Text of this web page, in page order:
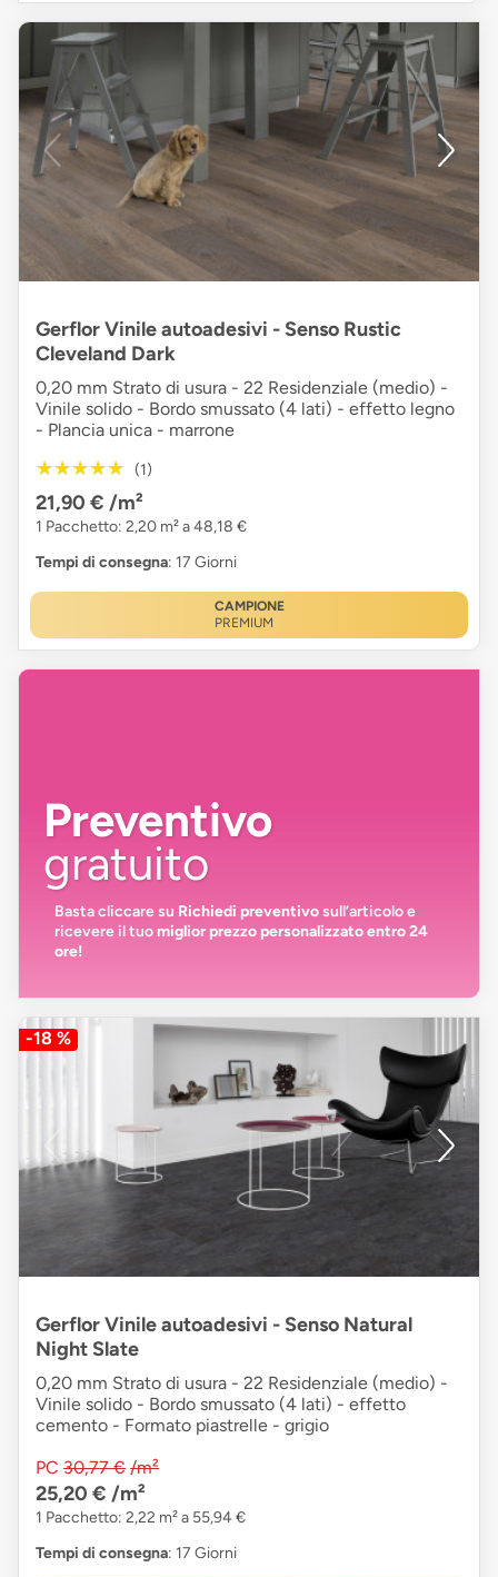
Gerflor Vinile autoadesivi - Senso Rustic
Cleveland Dark
0,20 mm Strato di usura - 22 Residenziale (medio) -
Vinile solido - Bordo smussato (4 lati) - effetto legno
- Plancia unica - marrone
★★★★★
★★★★★ (1)
21,90 € /m²
1 Pacchetto: 2,20 m² a 48,18 €
Tempi di consegna: 17 Giorni
CAMPIONE
PREMIUM
Preventivo
gratuito
Basta cliccare su Richiedi preventivosull’articolo e
ricevere il tuomiglior prezzo personalizzato entro 24
ore!
-18 %
Gerflor Vinile autoadesivi - Senso Natural
Night Slate
0,20 mm Strato di usura - 22 Residenziale (medio) -
Vinile solido - Bordo smussato (4 lati) - effetto
cemento - Formato piastrelle - grigio
PC 30,77 € /m²
25,20 € /m²
1 Pacchetto: 2,22 m² a 55,94 €
Tempi di consegna: 17 Giorni